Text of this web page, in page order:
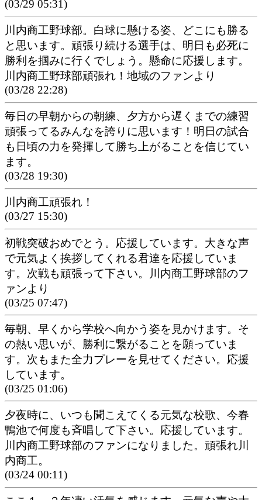
(03/29 05:31)
川内商工野球部。白球に懸ける姿、どこにも勝る
と思います。頑張り続ける選手は、明日も必死に
勝利を掴みに行くでしょう。懸命に応援します。
川内商工野球部頑張れ！地域のファンより
(03/28 22:28)
毎日の早朝からの朝練、夕方から遅くまでの練習
頑張ってるみんなを誇りに思います！明日の試合
も日頃の力を発揮して勝ち上がることを信じてい
ます。
(03/28 19:30)
川内商工頑張れ！
(03/27 15:30)
初戦突破おめでとう。応援しています。大きな声
で元気よく挨拶してくれる君達を応援していま
す。次戦も頑張って下さい。川内商工野球部のフ
ァンより
(03/25 07:47)
毎朝、早くから学校へ向かう姿を見かけます。そ
の熱い思いが、勝利に繋がることを願っていま
す。次もまた全力プレーを見せてください。応援
しています。
(03/25 01:06)
夕夜時に、いつも聞こえてくる元気な校歌、今春
鴨池で何度も斉唱して下さい。応援しています。
川内商工野球部のファンになりました。頑張れ川
内商工。
(03/24 00:11)